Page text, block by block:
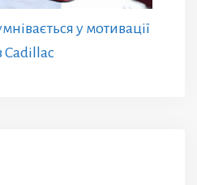
у мотивації
Cadillac